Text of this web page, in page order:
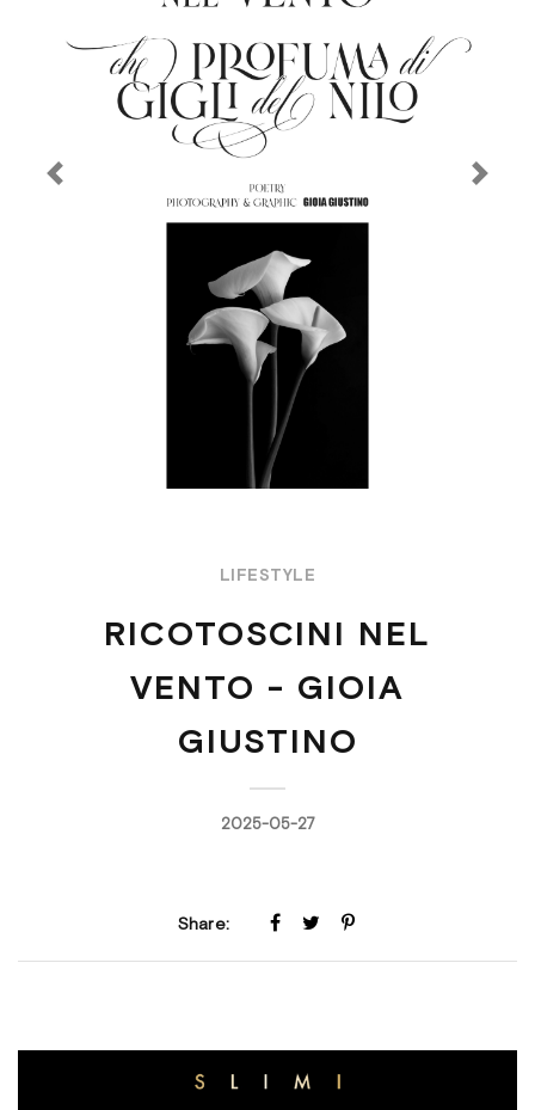
Previous Next
LIFESTYLE
RICOTOSCINI NEL
VENTO - GIOIA
GIUSTINO
2025-05-27
Share: